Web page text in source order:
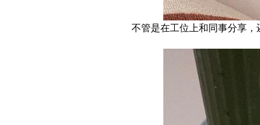
不管是在工位上和同事分享，